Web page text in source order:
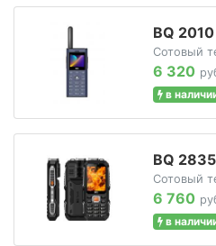
BQ 2010
Сотовый
6 320
в
BQ
Сотовый
6 760
в